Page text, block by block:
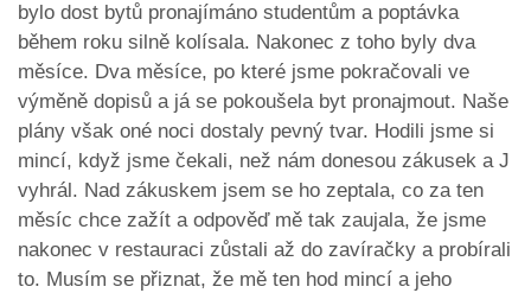
bylo dost bytů pronajímáno studentům a poptávka
během roku silně kolísala. Nakonec z toho byly dva
měsíce. Dva měsíce, po které jsme pokračovali ve
výměně dopisů a já se pokoušela byt pronajmout. Naše
plány však oné noci dostaly pevný tvar. Hodili jsme si
mincí, když jsme čekali, než nám donesou zákusek a J
vyhrál. Nad zákuskem jsem se ho zeptala, co za ten
měsíc chce zažít a odpověď mě tak zaujala, že jsme
nakonec v restauraci zůstali až do zavíračky a probírali
to. Musím se přiznat, že mě ten hod mincí a jeho